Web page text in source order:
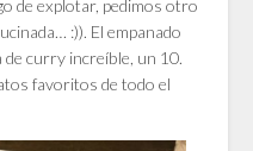
de explotar, pedimos otro
:)). El empanado
de curry increíble, un 10.
favoritos de todo el